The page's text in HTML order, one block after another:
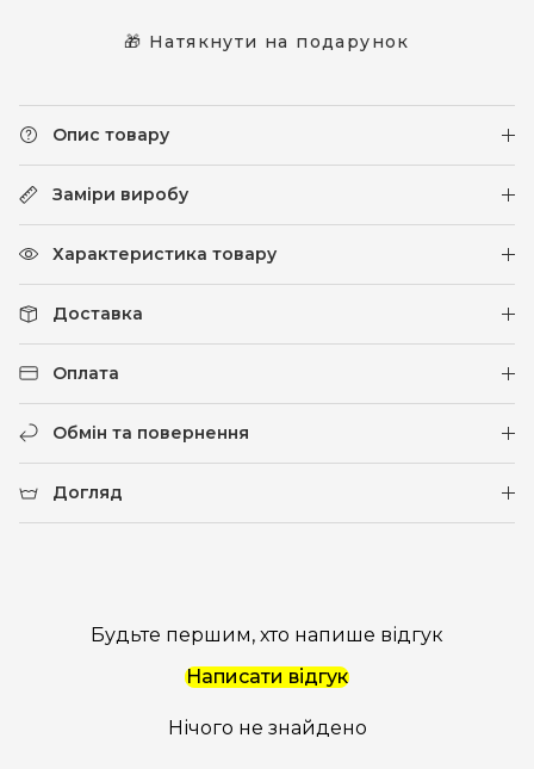
🎁 Натякнути на подарунок
Опис товару
Заміри виробу
Характеристика товару
Доставка
Оплата
Обмін та повернення
Догляд
Будьте першим, хто напише відгук
Написати відгук
Нічого не знайдено